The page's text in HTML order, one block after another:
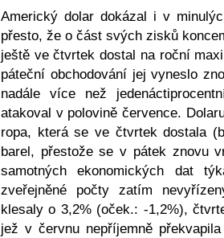
Americký dolar dokázal i v
přesto, že o část svých zisků
ještě ve čtvrtek dostal na roční
páteční obchodování jej vyneslo
nadále více než
atakoval v polovině července.
ropa, která se ve čtvrtek dostala
barel, přestože se v pátek znovu
samotných ekonomických dat
zveřejněné počty zatím
klesaly o 3,2% (oček.: -1,2%),
jež v červnu nepříjemně